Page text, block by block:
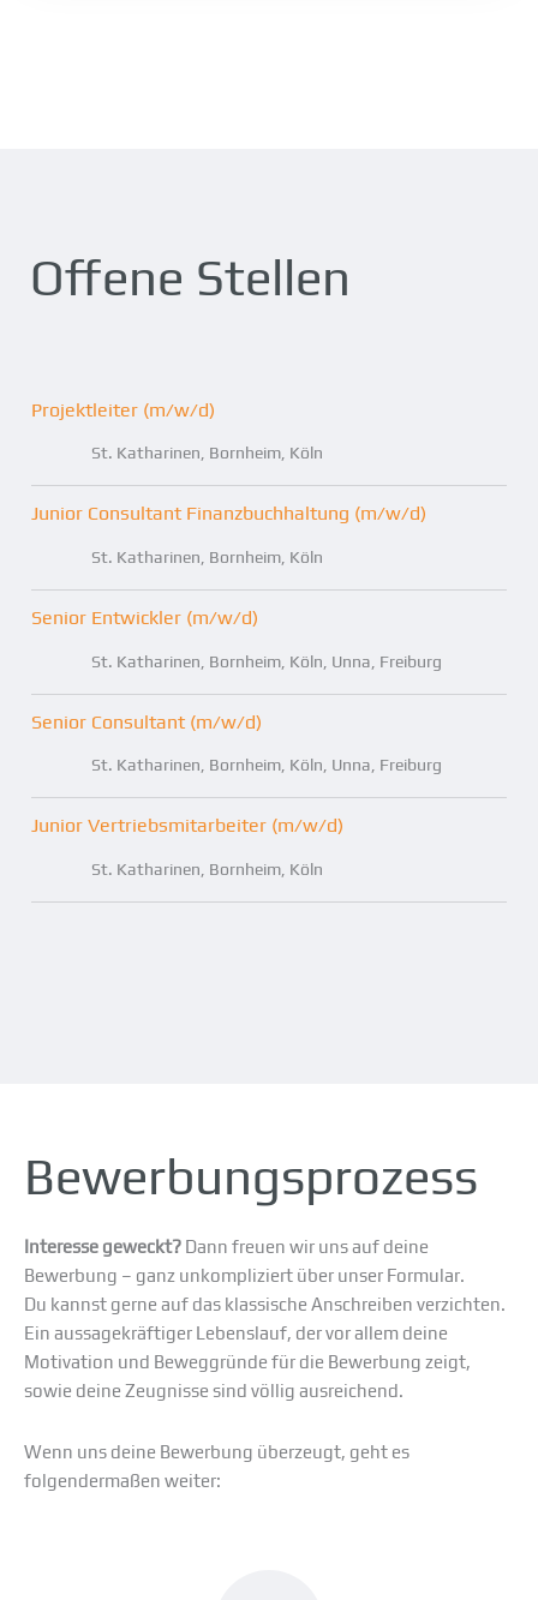
Offene Stellen
Projektleiter (m/w/d)
St. Katharinen Bornheim Köln
Junior Consultant Finanzbuchhaltung (m/w/d)
St. Katharinen Bornheim Köln
Senior Entwickler (m/w/d)
St. Katharinen Bornheim Köln Unna Freiburg
Senior Consultant (m/w/d)
St. Katharinen Bornheim Köln Unna Freiburg
Junior Vertriebsmitarbeiter (m/w/d)
St. Katharinen Bornheim Köln
Bewerbungsprozess
Interesse geweckt? Dann freuen wir uns auf deine
Bewerbung – ganz unkompliziert über unser Formular.
Du kannst gerne auf das klassische Anschreiben verzichten.
Ein aussagekräftiger Lebenslauf, der vor allem deine
Motivation und Beweggründe für die Bewerbung zeigt,
sowie deine Zeugnisse sind völlig ausreichend.
Wenn uns deine Bewerbung überzeugt, geht es
folgendermaßen weiter: